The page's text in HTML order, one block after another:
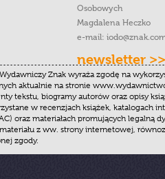
Osobowych
Magdalena Heczko
e-mail:
newsletter >>
Znak wyraża zgodę na
aktualnie na stronie
tekstu, biogramy autorów oraz opisy
w recenzjach książek, katalogach
oraz materiałach promujących legalną
z ww. strony internetowej,
zgody.